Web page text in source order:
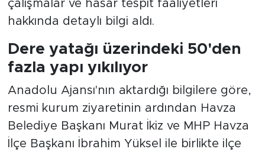
çalışmalar ve hasar tespit faaliyetleri
hakkında detaylı bilgi aldı.
Dere yatağı üzerindeki 50'den
fazla yapı yıkılıyor
Anadolu Ajansı'nın aktardığı bilgilere göre,
resmi kurum ziyaretinin ardından Havza
Belediye Başkanı Murat İkiz ve MHP Havza
İlçe Başkanı İbrahim Yüksel ile birlikte ilçe